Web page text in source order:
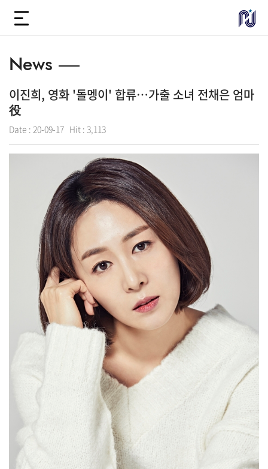
News
이진희, 영화 '돌멩이' 합류…가출 소녀 전채은 엄마
役
Date : 20-09-17 Hit : 3,113